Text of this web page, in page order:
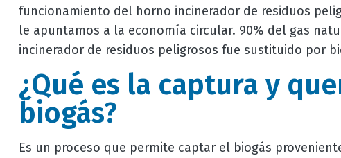
funcionamiento del horno incinerador de residuos
le apuntamos a la economía circular. 90% del gas
incinerador de residuos peligrosos fue sustituido por
¿Qué es la captura y
biogás?
Es un proceso que permite captar el biogás